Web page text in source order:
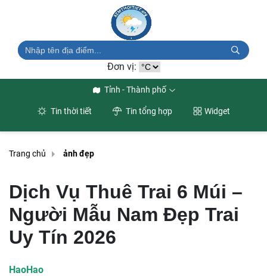
Đơn vị:
Tỉnh - Thành phố
Tin thời tiết Tin tổng hợp Widget
Trang chủ ảnh đẹp
Dịch Vụ Thuê Trai 6 Múi –
Người Mẫu Nam Đẹp Trai
Uy Tín 2026
HaoHao